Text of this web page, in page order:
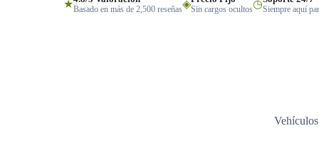
★Basado en más de 2,500 reseñas◈Sin cargos ocultos◷Siempre aquí